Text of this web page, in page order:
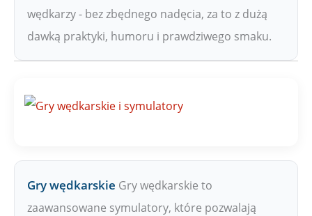
wędkarzy - bez zbędnego nadęcia, za to z dużą
dawką praktyki, humoru i prawdziwego smaku.
Gry wędkarskie Gry wędkarskie to
zaawansowane symulatory, które pozwalają